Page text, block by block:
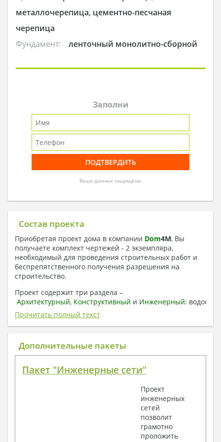
металлочерепица, цементно-песчаная
черепица
Фундамент:
ленточный монолитно-сборной
Заполни
Ваши данные защищены
Состав проекта
Приобретая проект дома в компании Dom4M, Вы
получаете комплект чертежей - 2 экземпляра,
необходимый для проведения строительных работ и
беспрепятственного получения разрешения на
строительство.
Проект содержит три раздела –
Архитектурный, Конструктивный и Инженерный:
отопление, вентиляция, канализация,
электроснабжение (приобретается за дополнительную
плату) + Пояснительная записка.
1. Архитектурный раздел:
План координационных осей
Поэтажные маркировочные планы с
Разрезы и состав конструкций
Фасады с ведомостью внешних отделок
Элементы проемов – спецификация
Прочитать полный текст
Дополнительные пакеты
Пакет "Инженерные сети"
Проект
инженерных
сетей
позволит
грамотно
проложить